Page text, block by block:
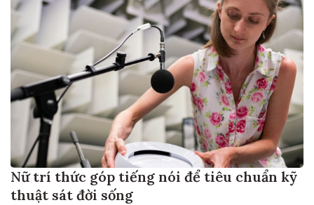
Nữ trí thức góp tiếng nói để tiêu chuẩn kỹ
thuật sát đời sống